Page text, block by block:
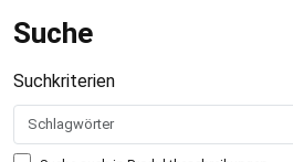
Suche
Suchkriterien